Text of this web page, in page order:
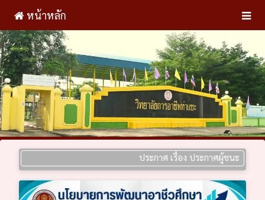
หน้าหลัก
ประกาศ เรื่อง ประกาศผู้ชนะการเสนอ